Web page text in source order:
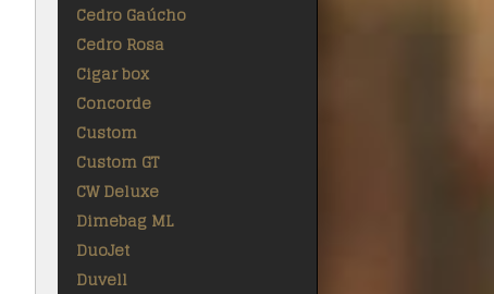
Cedro Gaúcho
Cedro Rosa
Cigar box
Concorde
Custom
Custom GT
CW Deluxe
Dimebag ML
DuoJet
Duvell